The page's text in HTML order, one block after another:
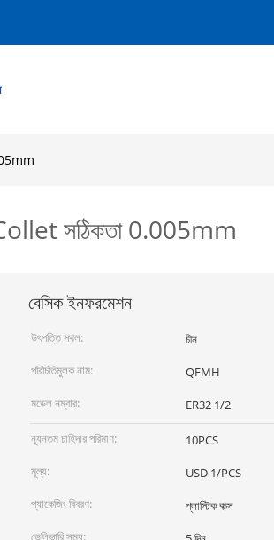
Collet সঠিকতা 0.005mm
বেসিক ইনফরমেশন
উৎপত্তি স্থল:
চীন
পরিচিতিমুলক নাম:
QFMH
মডেল নম্বার:
ER32 1/2
ন্যূনতম চাহিদার পরিমাণ:
10PCS
মূল্য:
USD 1/PCS
প্যাকেজিং বিবরণ:
প্লাস্টিক বাক্স
ডেলিভারি সময়: